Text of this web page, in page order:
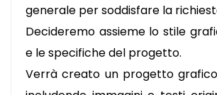
generale per soddisfare la
Decideremo assieme lo stile
e le specifiche del progetto.
Verrà creato un progetto